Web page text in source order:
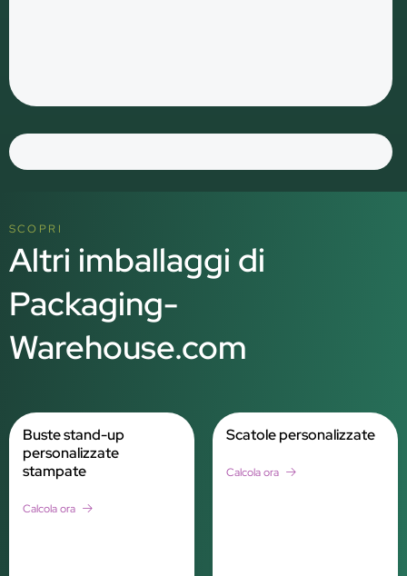
SCOPRI
Altri imballaggi di
Packaging-
Warehouse.com
Buste stand-up
personalizzate
stampate
Calcola ora
Scatole personalizzate
Calcola ora